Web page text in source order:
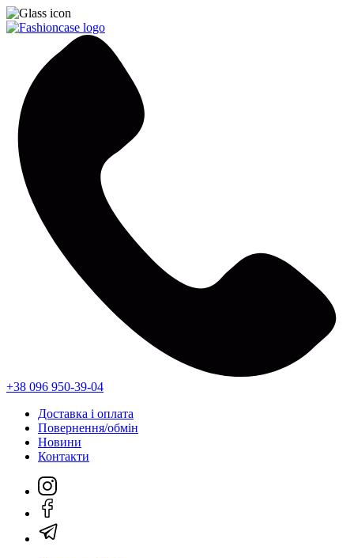
+38 096 950-39-04
Доставка і оплата
Повернення/обмін
Новини
Контакти